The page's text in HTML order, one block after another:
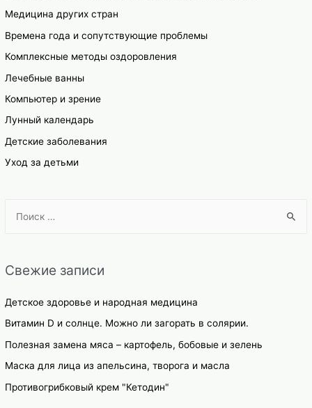
Медицина других стран
Времена года и сопутствующие проблемы
Комплексные методы оздоровления
Лечебные ванны
Компьютер и зрение
Лунный календарь
Детские заболевания
Уход за детьми
r
h
f
o
Свежие записи
Детское здоровье и народная медицина
Витамин D и солнце. Можно ли загорать в солярии.
Полезная замена мяса – картофель, бобовые и зелень
Маска для лица из апельсина, творога и масла
Противогрибковый крем "Кетодин"